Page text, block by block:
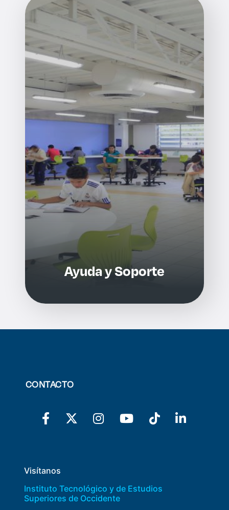
Ayuda y Soporte
CONTACTO
Visítanos
Instituto Tecnológico y de Estudios
Superiores de Occidente